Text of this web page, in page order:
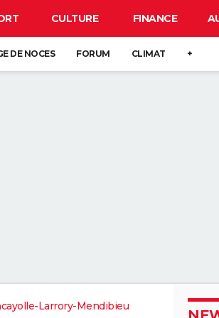
CULTURE FINANCE
DE NOCES FORUM CLIMAT +
Larrory-Mendibieu